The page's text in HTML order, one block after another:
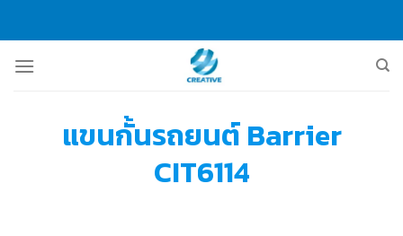
content
แขนกั้นรถยนต์ Barrier
CIT6114